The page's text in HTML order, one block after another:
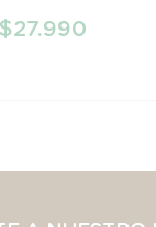
AL CARRITO
$27.990